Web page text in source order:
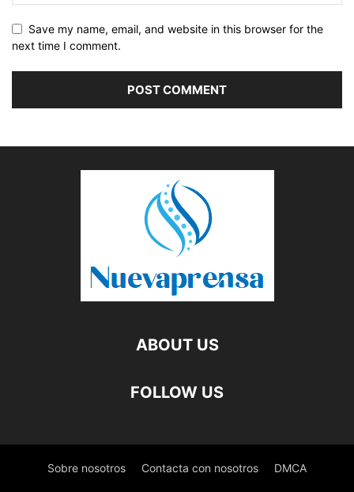
Save my name, email, and website in this browser for the
next time I comment.
ABOUT US
FOLLOW US
Sobre nosotros Contacta con nosotros DMCA